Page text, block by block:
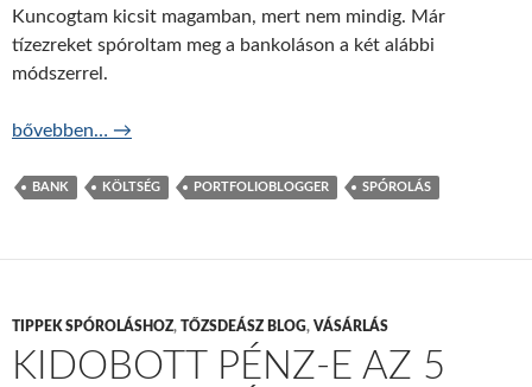
Kuncogtam kicsit magamban, mert nem mindig. Már
tízezreket spóroltam meg a bankoláson a két alábbi
módszerrel.
Ingyen mozgatni a pénzt? Néha lehet!
bővebben… →
BANK KÖLTSÉG PORTFOLIOBLOGGER SPÓROLÁS
TIPPEK SPÓROLÁSHOZ, TŐZSDEÁSZ BLOG, VÁSÁRLÁS
KIDOBOTT PÉNZ-E AZ 5